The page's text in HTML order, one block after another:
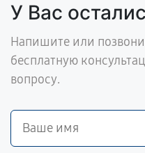
У Вас
Напишите или
бесплатную
вопросу.